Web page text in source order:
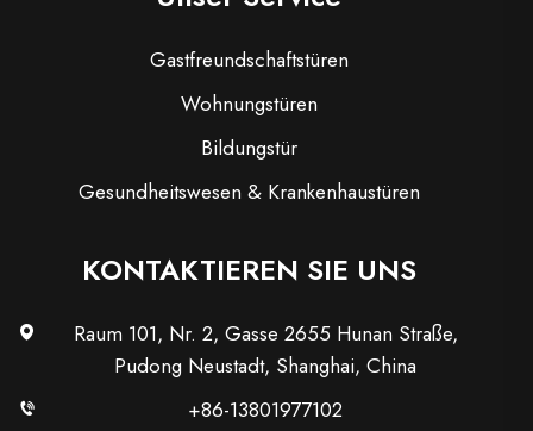
Gastfreundschaftstüren
Wohnungstüren
Bildungstür
Gesundheitswesen & Krankenhaustüren
KONTAKTIEREN SIE UNS
Raum 101, Nr. 2, Gasse 2655 Hunan Straße,
Pudong Neustadt, Shanghai, China
+86-13801977102